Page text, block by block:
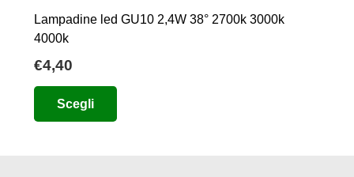
Lampadine led GU10 2,4W 38° 2700k 3000k
4000k
€4,40
Scegli